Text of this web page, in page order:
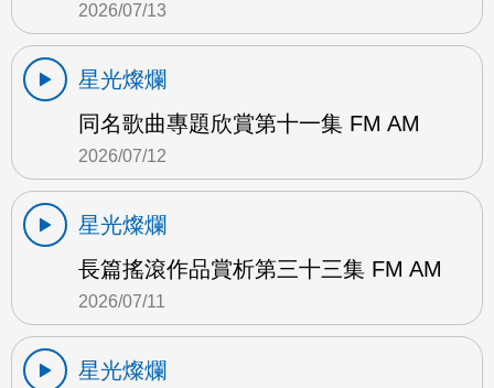
2026/07/13
星光燦爛
同名歌曲專題欣賞第十一集 FM AM
2026/07/12
星光燦爛
長篇搖滾作品賞析第三十三集 FM AM
2026/07/11
星光燦爛